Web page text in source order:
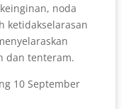
noda
ketidakselarasan
dan tenteram.
10 September